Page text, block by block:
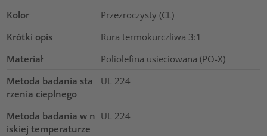
Kolor
Przezroczysty (CL)
Krótki opis
Rura termokurczliwa 3:1
Materiał
Poliolefina usieciowana (PO-X)
Metoda badania sta
rzenia cieplnego
UL 224
Metoda badania w n
iskiej temperaturze
UL 224